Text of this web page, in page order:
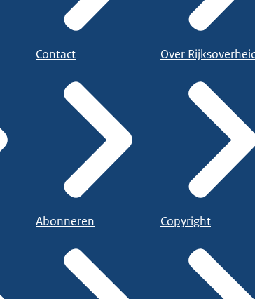
Contact
Abonneren
Over
Copyright